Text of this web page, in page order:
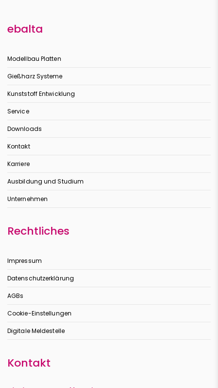
ebalta
Modellbau Platten
Gießharz Systeme
Kunststoff Entwicklung
Service
Downloads
Kontakt
Karriere
Ausbildung und Studium
Unternehmen
Rechtliches
Impressum
Datenschutzerklärung
AGBs
Cookie-Einstellungen
Digitale Meldestelle
Kontakt